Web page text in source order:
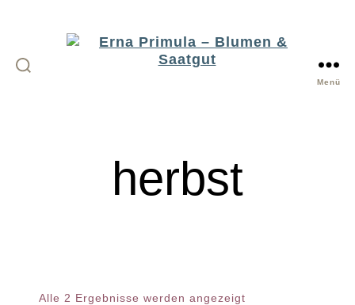
Blumen
&
Saatgut
Menü
herbst
Alle 2 Ergebnisse werden angezeigt